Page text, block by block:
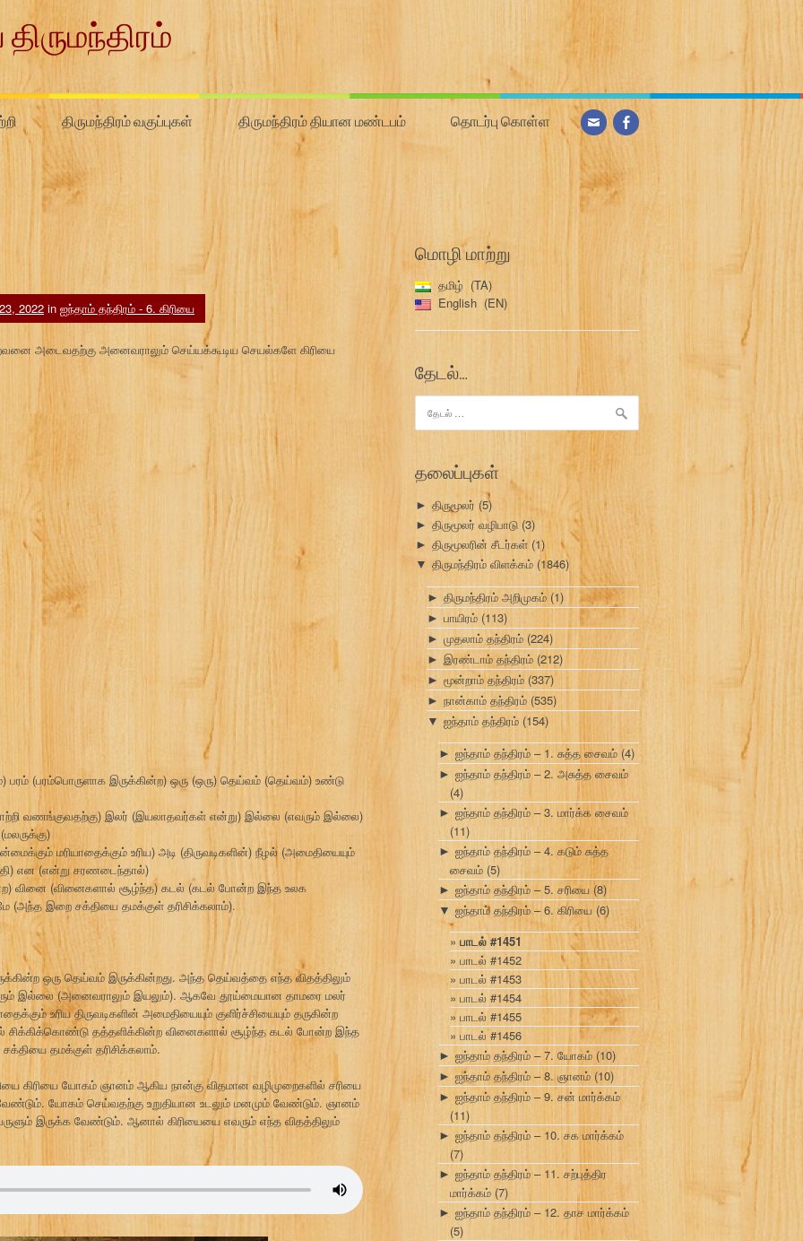
திருமந்திரம் வகுப்புகள் திருமந்திரம் தியான மண்டபம் தொடர்பு கொள்ள
2022 in ஐந்தாம் தந்திரம் - 6. கிரியை
அடைவதற்கு அனைவராலும் செய்யக்கூடிய செயல்களே கிரியை
பரம் (பரம்பொருளாக இருக்கின்ற) ஒரு (ஒரு) தெய்வம் (தெய்வம்) உண்டு
வணங்குவதற்கு) இலர் (இயலாதவர்கள் என்று) இல்லை (எவரும் இல்லை)
மரியாதைக்கும் உரிய) அடி (திருவடிகளின்) நீழல் (அமைதியையும்
என (என்று சரணடைந்தால்)
வினை (வினைகளால் சூழ்ந்த) கடல் (கடல் போன்ற இந்த உலக
(அந்த இறை சக்தியை தமக்குள் தரிசிக்கலாம்).
ஒரு தெய்வம் இருக்கின்றது. அந்த தெய்வத்தை எந்த விதத்திலும்
இல்லை (அனைவராலும் இயலும்). ஆகவே தூய்மையான தாமரை மலர்
உரிய திருவடிகளின் அமைதியையும் குளிர்ச்சியையும் தருகின்ற
சிக்கிக்கொண்டு தத்தளிக்கின்ற வினைகளால் சூழ்ந்த கடல் போன்ற இந்த
தமக்குள் தரிசிக்கலாம்.
கிரியை யோகம் ஞானம் ஆகிய நான்கு விதமான வழிமுறைகளில் சரியை
யோகம் செய்வதற்கு உறுதியான உடலும் மனமும் வேண்டும். ஞானம்
இருக்க வேண்டும். ஆனால் கிரியையை எவரும் எந்த விதத்திலும்
மொழி மாற்று
தமிழ்
TA
English
EN
தேடல்…
தேடு:
தலைப்புகள்
► திருமூலர் (5)
► திருமூலர் வழிபாடு (3)
► திருமூலரின் சீடர்கள் (1)
▼ திருமந்திரம் விளக்கம் (1846)
► திருமந்திரம் அறிமுகம் (1)
► பாயிரம் (113)
► முதலாம் தந்திரம் (224)
► இரண்டாம் தந்திரம் (212)
► மூன்றாம் தந்திரம் (337)
► நான்காம் தந்திரம் (535)
▼ ஐந்தாம் தந்திரம் (154)
► ஐந்தாம் தந்திரம் – 1. சுத்த சைவம் (4)
► ஐந்தாம் தந்திரம் – 2. அசுத்த சைவம்
(4)
► ஐந்தாம் தந்திரம் – 3. மார்க்க சைவம்
(11)
► ஐந்தாம் தந்திரம் – 4. கடும் சுத்த
சைவம் (5)
► ஐந்தாம் தந்திரம் – 5. சரியை (8)
▼ ஐந்தாம் தந்திரம் – 6. கிரியை (6)
பாடல் #1451
பாடல் #1452
பாடல் #1453
பாடல் #1454
பாடல் #1455
பாடல் #1456
► ஐந்தாம் தந்திரம் – 7. யோகம் (10)
► ஐந்தாம் தந்திரம் – 8. ஞானம் (10)
► ஐந்தாம் தந்திரம் – 9. சன் மார்க்கம்
(11)
► ஐந்தாம் தந்திரம் – 10. சக மார்க்கம்
(7)
► ஐந்தாம் தந்திரம் – 11. சற்புத்திர
மார்க்கம் (7)
► ஐந்தாம் தந்திரம் – 12. தாச மார்க்கம்
(5)